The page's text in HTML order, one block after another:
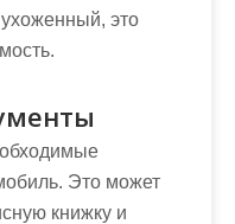
это
Это может
книжку и